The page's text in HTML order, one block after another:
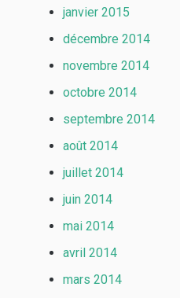
janvier 2015
décembre 2014
novembre 2014
octobre 2014
septembre 2014
août 2014
juillet 2014
juin 2014
mai 2014
avril 2014
mars 2014